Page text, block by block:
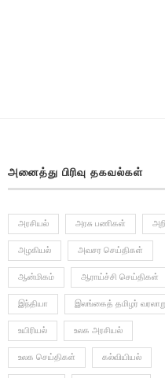
அனைத்து பிரிவு தகவல்கள்
அரசியல் அரசு பணிகள்
அழகியல் அவசர செய்திகள்
ஆன்மிகம் ஆராய்ச்சி செய்திகள்
இந்தியா இலங்கைத் தமிழர்
உயிரியல் உலக அரசியல்
உலக செய்திகள் கல்வியியல்